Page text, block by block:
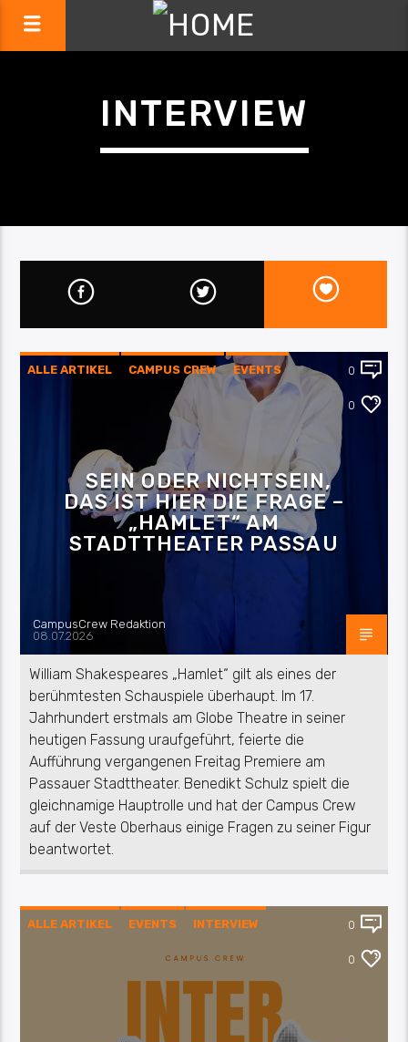
INTERVIEW
ALLE ARTIKEL CAMPUS CREW EVENTS 0
0
SEIN ODER NICHTSEIN,
DAS IST HIER DIE FRAGE –
„HAMLET“ AM
STADTTHEATER PASSAU
CampusCrew Redaktion
08.07.2026
William Shakespeares „Hamlet“ gilt als eines der
berühmtesten Schauspiele überhaupt. Im 17.
Jahrhundert erstmals am Globe Theatre in seiner
heutigen Fassung uraufgeführt, feierte die
Aufführung vergangenen Freitag Premiere am
Passauer Stadttheater. Benedikt Schulz spielt die
gleichnamige Hauptrolle und hat der Campus Crew
auf der Veste Oberhaus einige Fragen zu seiner Figur
beantwortet.
ALLE ARTIKEL EVENTS INTERVIEW 0
0